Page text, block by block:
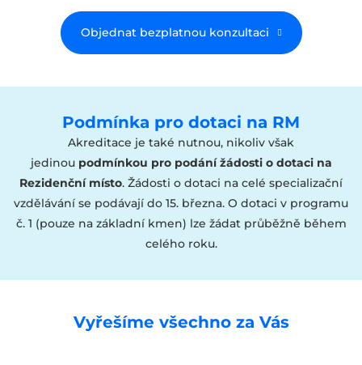
Objednat bezplatnou konzultaci
Podmínka pro dotaci na RM
Akreditace je také nutnou, nikoliv však
jedinou podmínkou pro podání žádosti o dotaci na
Rezidenční místo. Žádosti o dotaci na celé specializační
vzdělávání se podávají do 15. března. O dotaci v programu
č. 1 (pouze na základní kmen) lze žádat průběžně během
celého roku.
Vyřešíme všechno za Vás